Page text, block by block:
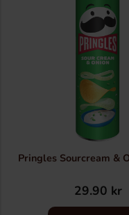
Pringles Sourcream &
29.90 kr